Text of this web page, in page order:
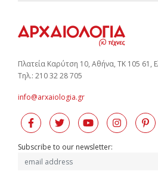
Πλατεία Καρύτση 10, Αθήνα, ΤΚ 105 61,
Tηλ.: 210 32 28 705
info@arxaiologia.gr
Subscribe to our newsletter: